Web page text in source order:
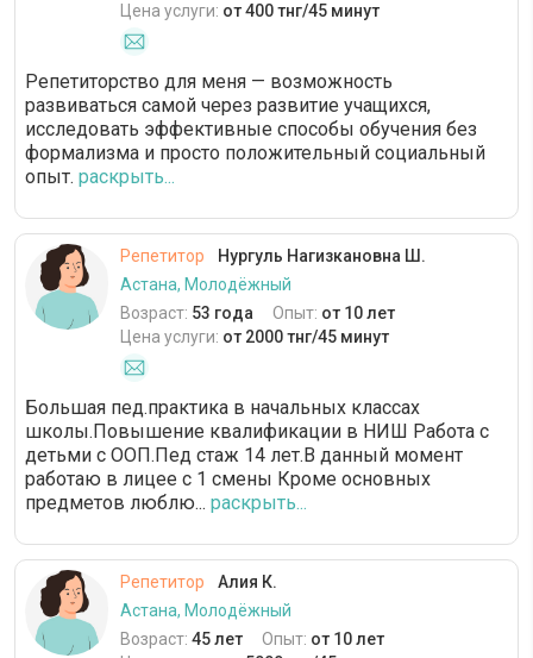
Цена услуги: от 400 тнг/45 минут
Репетиторство для меня — возможность
развиваться самой через развитие учащихся,
исследовать эффективные способы обучения без
формализма и просто положительный социальный
опыт. раскрыть...
Репетитор
Нургуль Нагизкановна Ш.
Астана, Молодёжный
Возраст: 53 года Опыт: от 10 лет
Цена услуги: от 2000 тнг/45 минут
Большая пед.практика в начальных классах
школы.Повышение квалификации в НИШ Работа с
детьми с ООП.Пед стаж 14 лет.В данный момент
работаю в лицее с 1 смены Кроме основных
предметов люблю... раскрыть...
Репетитор
Алия К.
Астана, Молодёжный
Возраст: 45 лет Опыт: от 10 лет